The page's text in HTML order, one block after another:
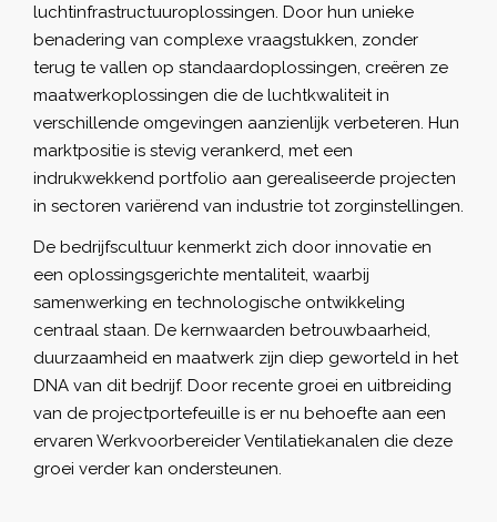
luchtinfrastructuuroplossingen. Door hun unieke
benadering van complexe vraagstukken, zonder
terug te vallen op standaardoplossingen, creëren ze
maatwerkoplossingen die de luchtkwaliteit in
verschillende omgevingen aanzienlijk verbeteren. Hun
marktpositie is stevig verankerd, met een
indrukwekkend portfolio aan gerealiseerde projecten
in sectoren variërend van industrie tot zorginstellingen.
De bedrijfscultuur kenmerkt zich door innovatie en
een oplossingsgerichte mentaliteit, waarbij
samenwerking en technologische ontwikkeling
centraal staan. De kernwaarden betrouwbaarheid,
duurzaamheid en maatwerk zijn diep geworteld in het
DNA van dit bedrijf. Door recente groei en uitbreiding
van de projectportefeuille is er nu behoefte aan een
ervaren Werkvoorbereider Ventilatiekanalen die deze
groei verder kan ondersteunen.